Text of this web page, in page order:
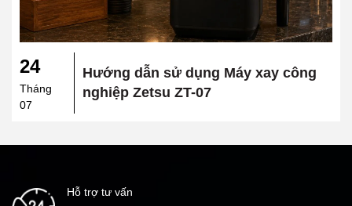
24
Tháng
07
Hướng dẫn sử dụng Máy xay công
nghiệp Zetsu ZT-07
Hỗ trợ tư vấn